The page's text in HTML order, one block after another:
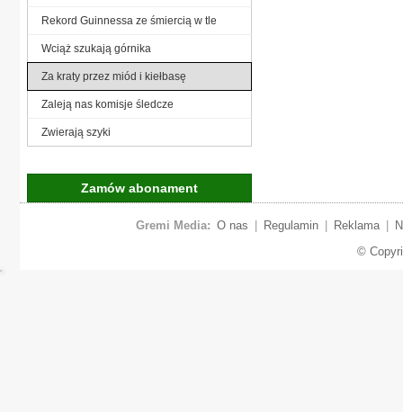
Rekord Guinnessa ze śmiercią w tle
Wciąż szukają górnika
Za kraty przez miód i kiełbasę
Zaleją nas komisje śledcze
Zwierają szyki
Zamów abonament
Gremi Media: O nas Regulamin Reklama
©